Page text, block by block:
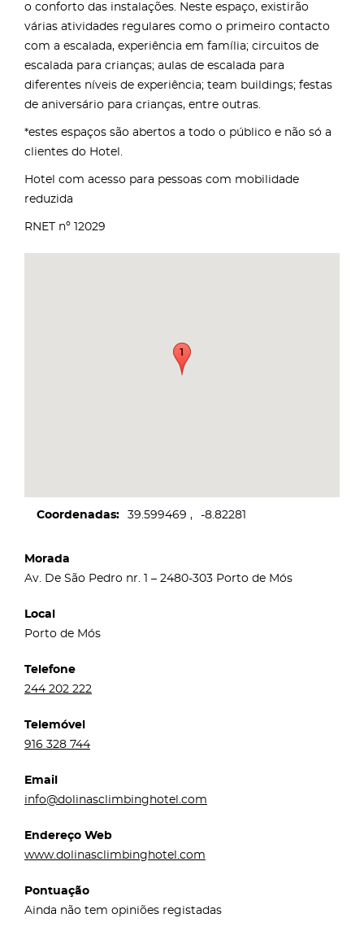
o conforto das instalações. Neste espaço, existirão
várias atividades regulares como o primeiro contacto
com a escalada, experiência em família; circuitos de
escalada para crianças; aulas de escalada para
diferentes níveis de experiência; team buildings; festas
de aniversário para crianças, entre outras.
*estes espaços são abertos a todo o público e não só a
clientes do Hotel.
Hotel com acesso para pessoas com mobilidade
reduzida
RNET nº 12029
Coordenadas 39.599469 -8.82281
Morada
Av. De São Pedro nr. 1 – 2480-303 Porto de Mós
Local
Porto de Mós
Telefone
244 202 222
Telemóvel
916 328 744
Email
info@dolinasclimbinghotel.com
Endereço Web
www.dolinasclimbinghotel.com
Pontuação
Ainda não tem opiniões registadas